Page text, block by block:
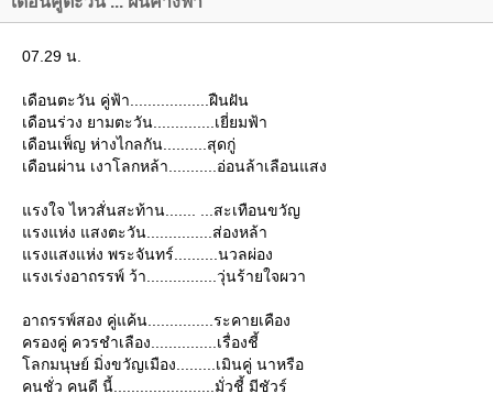
07.29 น.
เดือนตะวัน คู่ฟ้า..................ฝืนฝัน
เดือนร่วง ยามตะวัน..............เยี่ยมฟ้า
เดือนเพ็ญ ห่างไกลกัน..........สุดกู่
เดือนผ่าน เงาโลกหล้า...........อ่อนล้าเลือนแสง
รงใจ ไหวสั่นสะท้าน....... ...สะเทือนขวัญ
รงแห่ง แสงตะวัน...............ส่องหล้า
รงแสงแห่ง พระจันทร์..........นวลผ่อง
รงเร่งอาถรรพ์ ว้า................วุ่นร้ายใจผวา
อาถรรพ์สอง คู่แค้น...............ระคายเคือง
ครองคู่ ควรชำเลือง...............เรื่องชี้
ลกมนุษย์ มิ่งขวัญเมือง.........เมินคู่ นาหรือ
คนชั่ว คนดี นี้.......................มั่วชี้ มีชัวร์